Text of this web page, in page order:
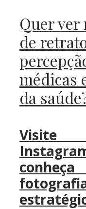
Quer ver
de
médicas
da